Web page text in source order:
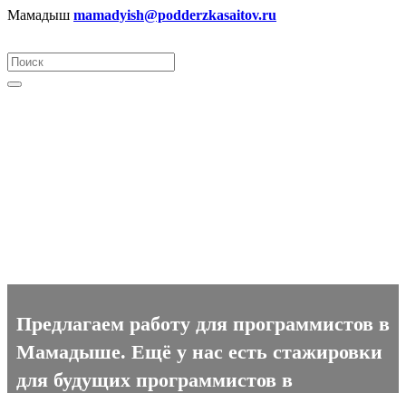
Мамадыш mamadyish@podderzkasaitov.ru
Предлагаем работу для программистов в
Мамадыше. Ещё у нас есть стажировки
для будущих программистов в